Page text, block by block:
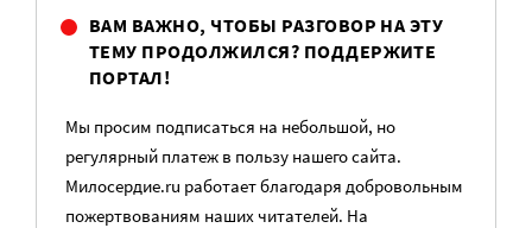
ВАМ ВАЖНО, ЧТОБЫ РАЗГОВОР НА ЭТУ
ТЕМУ ПРОДОЛЖИЛСЯ? ПОДДЕРЖИТЕ
ПОРТАЛ!
Мы просим подписаться на небольшой, но
регулярный платеж в пользу нашего сайта.
Милосердие.ru работает благодаря добровольным
пожертвованиям наших читателей. На